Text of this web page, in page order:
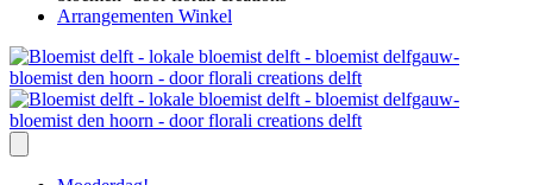
Arrangementen Winkel